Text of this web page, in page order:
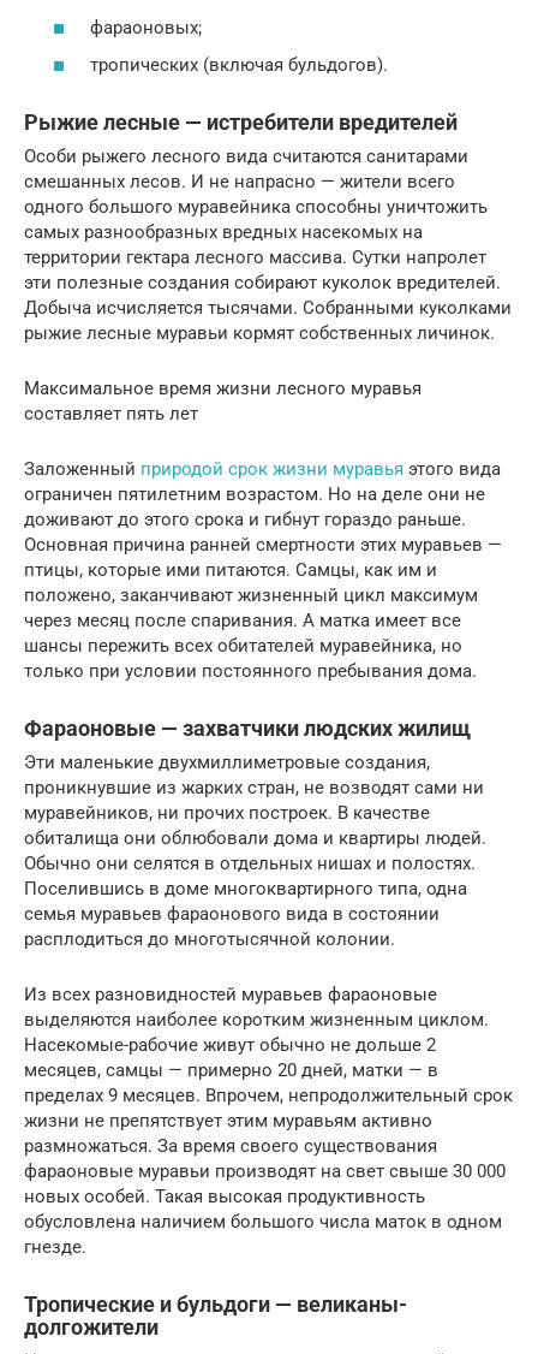
фараоновых;
тропических (включая бульдогов).
Рыжие лесные — истребители вредителей
Особи рыжего лесного вида считаются санитарами
смешанных лесов. И не напрасно — жители всего
одного большого муравейника способны уничтожить
самых разнообразных вредных насекомых на
территории гектара лесного массива. Сутки напролет
эти полезные создания собирают куколок вредителей.
Добыча исчисляется тысячами. Собранными куколками
рыжие лесные муравьи кормят собственных личинок.
Максимальное время жизни лесного муравья
составляет пять лет
Заложенный природой срок жизни муравья этого вида
ограничен пятилетним возрастом. Но на деле они не
доживают до этого срока и гибнут гораздо раньше.
Основная причина ранней смертности этих муравьев —
птицы, которые ими питаются. Самцы, как им и
положено, заканчивают жизненный цикл максимум
через месяц после спаривания. А матка имеет все
шансы пережить всех обитателей муравейника, но
только при условии постоянного пребывания дома.
Фараоновые — захватчики людских жилищ
Эти маленькие двухмиллиметровые создания,
проникнувшие из жарких стран, не возводят сами ни
муравейников, ни прочих построек. В качестве
обиталища они облюбовали дома и квартиры людей.
Обычно они селятся в отдельных нишах и полостях.
Поселившись в доме многоквартирного типа, одна
семья муравьев фараонового вида в состоянии
расплодиться до многотысячной колонии.
Из всех разновидностей муравьев фараоновые
выделяются наиболее коротким жизненным циклом.
Насекомые-рабочие живут обычно не дольше 2
месяцев, самцы — примерно 20 дней, матки — в
пределах 9 месяцев. Впрочем, непродолжительный срок
жизни не препятствует этим муравьям активно
размножаться. За время своего существования
фараоновые муравьи производят на свет свыше 30 000
новых особей. Такая высокая продуктивность
обусловлена наличием большого числа маток в одном
гнезде.
Тропические и бульдоги — великаны-
долгожители